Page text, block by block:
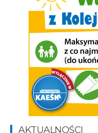
AKTUALNOŚCI